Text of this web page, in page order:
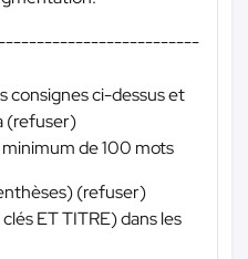
consignes ci-dessus et
(refuser)
de 100 mots
(refuser)
ET TITRE) dans les